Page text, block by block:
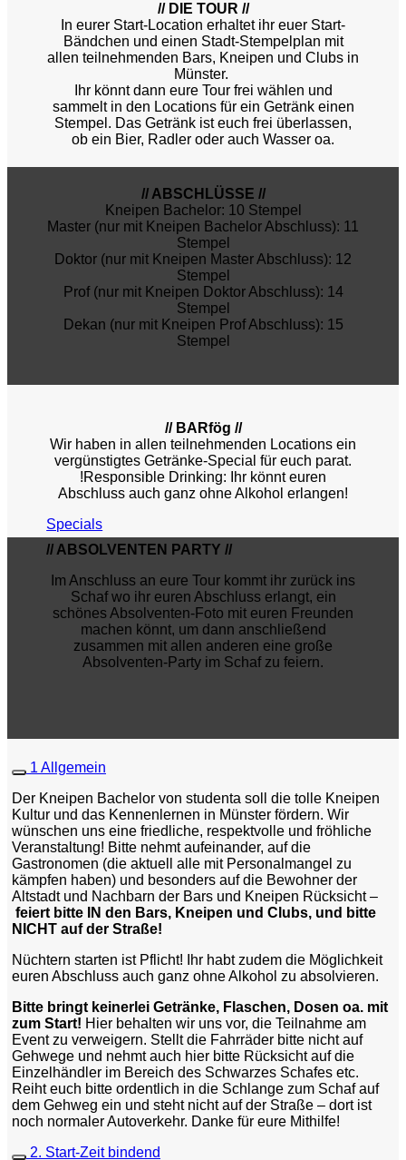
// DIE TOUR //
In eurer Start-Location erhaltet ihr euer Start-
Bändchen und einen Stadt-Stempelplan mit
allen teilnehmenden Bars, Kneipen und Clubs in
Münster.
Ihr könnt dann eure Tour frei wählen und
sammelt in den Locations für ein Getränk einen
Stempel. Das Getränk ist euch frei überlassen,
ob ein Bier, Radler oder auch Wasser oa.
// ABSCHLÜSSE //
Kneipen Bachelor: 10 Stempel
Master (nur mit Kneipen Bachelor Abschluss): 11
Stempel
Doktor (nur mit Kneipen Master Abschluss): 12
Stempel
Prof (nur mit Kneipen Doktor Abschluss): 14
Stempel
Dekan (nur mit Kneipen Prof Abschluss): 15
Stempel
// BARfög //
Wir haben in allen teilnehmenden Locations ein
vergünstigtes Getränke-Special für euch parat.
!Responsible Drinking: Ihr könnt euren
Abschluss auch ganz ohne Alkohol erlangen!
Specials
// ABSOLVENTEN PARTY //
Im Anschluss an eure Tour kommt ihr zurück ins
Schaf wo ihr euren Abschluss erlangt, ein
schönes Absolventen-Foto mit euren Freunden
machen könnt, um dann anschließend
zusammen mit allen anderen eine große
Absolventen-Party im Schaf zu feiern.
1 Allgemein
Der Kneipen Bachelor von studenta soll die tolle Kneipen
Kultur und das Kennenlernen in Münster fördern. Wir
wünschen uns eine friedliche, respektvolle und fröhliche
Veranstaltung! Bitte nehmt aufeinander, auf die
Gastronomen (die aktuell alle mit Personalmangel zu
kämpfen haben) und besonders auf die Bewohner der
Altstadt und Nachbarn der Bars und Kneipen Rücksicht –
feiert bitte IN den Bars, Kneipen und Clubs, und bitte
NICHT auf der Straße!
Nüchtern starten ist Pflicht! Ihr habt zudem die Möglichkeit
euren Abschluss auch ganz ohne Alkohol zu absolvieren.
Bitte bringt keinerlei Getränke, Flaschen, Dosen oa. mit
zum Start! Hier behalten wir uns vor, die Teilnahme am
Event zu verweigern. Stellt die Fahrräder bitte nicht auf
Gehwege und nehmt auch hier bitte Rücksicht auf die
Einzelhändler im Bereich des Schwarzes Schafes etc.
Reiht euch bitte ordentlich in die Schlange zum Schaf auf
dem Gehweg ein und steht nicht auf der Straße – dort ist
noch normaler Autoverkehr. Danke für eure Mithilfe!
2. Start-Zeit bindend